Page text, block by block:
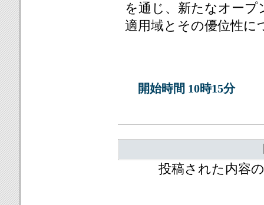
を通じ、新たなオー
適用域とその優位性に
開始時間 10時15分
投稿された内容